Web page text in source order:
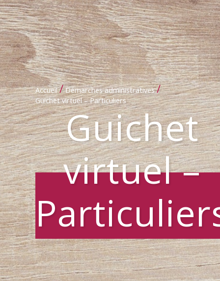
Accueil / Démarches administratives /
Guichet virtuel – Particuliers
Guichet
virtuel –